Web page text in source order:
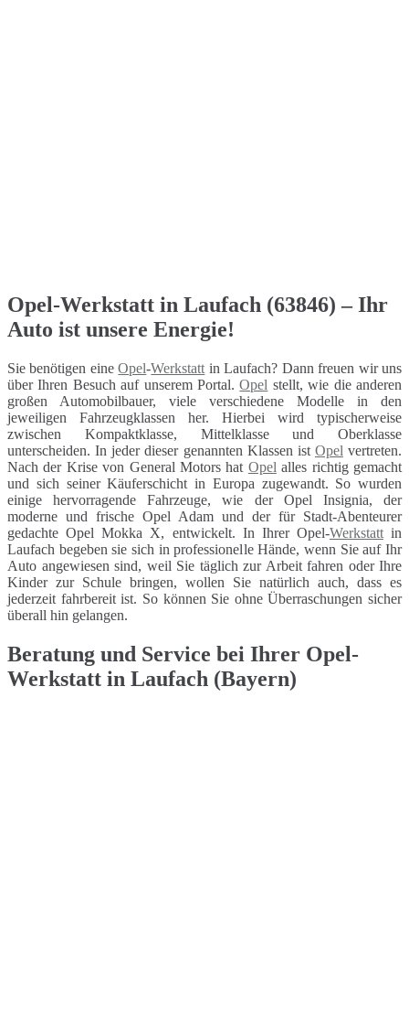
Opel-Werkstatt in Laufach (63846) – Ihr
Auto ist unsere Energie!
Sie benötigen eineOpel-Werkstatt in Laufach? Dann freuen wir uns
über Ihren Besuch auf unserem Portal.Opel stellt, wie die anderen
großen Automobilbauer, viele verschiedene Modelle in den
jeweiligen Fahrzeugklassen her. Hierbei wird typischerweise
zwischen Kompaktklasse, Mittelklasse und Oberklasse
unterscheiden. In jeder dieser genannten Klassen ist Opel vertreten.
Nach der Krise von General Motors hat Opel alles richtig gemacht
und sich seiner Käuferschicht in Europa zugewandt. So wurden
einige hervorragende Fahrzeuge, wie der Opel Insignia, der
moderne und frische Opel Adam und der für Stadt-Abenteurer
gedachte Opel Mokka X, entwickelt. In Ihrer Opel-Werkstattin
Laufach begeben sie sich in professionelle Hände, wenn Sie auf Ihr
Auto angewiesen sind, weil Sie täglich zur Arbeit fahren oder Ihre
Kinder zur Schule bringen, wollen Sie natürlich auch, dass es
jederzeit fahrbereit ist. So können Sie ohne Überraschungen sicher
überall hin gelangen.
Beratung und Service bei Ihrer Opel-
Werkstatt in Laufach (Bayern)